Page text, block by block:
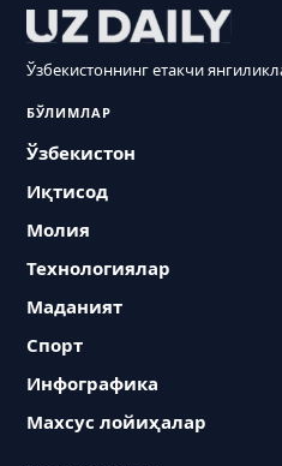
Ўзбекистоннинг етакчи
БЎЛИМЛАР
Ўзбекистон
Иқтисод
Молия
Технологиялар
Маданият
Спорт
Инфографика
Махсус лойиҳалар